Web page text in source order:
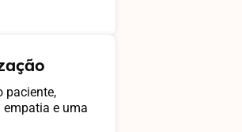
paciente,
e uma